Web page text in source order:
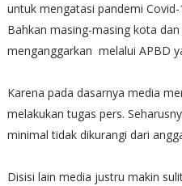
untuk mengatasi pandemi
Bahkan masing-masing kota
menganggarkan melalui APBD
Karena pada dasarnya media
melakukan tugas pers.
minimal tidak dikurangi dari
Disisi lain media justru makin